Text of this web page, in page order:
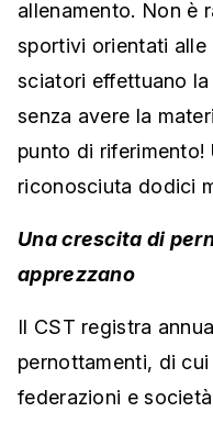
allenamento. Non è
sportivi orientati alle
sciatori effettuano la
senza avere la
punto di riferimento!
riconosciuta dodici
Una crescita di
apprezzano
Il CST registra
pernottamenti, di
federazioni e